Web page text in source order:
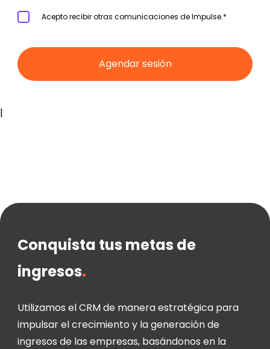
Acepto recibir otras comunicaciones de Impulse.*
|
Conquista tus metas de
ingresos.
Utilizamos el CRM de manera estratégica para
impulsar el crecimiento y la generación de
ingresos de las empresas, basándonos en la